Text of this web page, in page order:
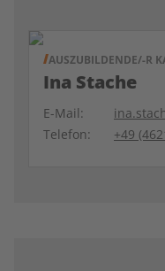
AUSZUBILDENDE/-R
Ina Stache
E-Mail:
Telefon:
+49